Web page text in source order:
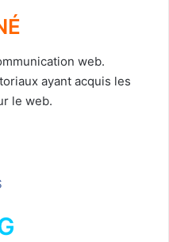
web.
ayant acquis les
le web.